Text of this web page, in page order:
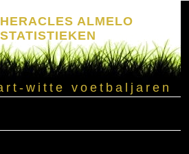
HERACLES ALMELO
STATISTIEKEN
witte voetbaljaren